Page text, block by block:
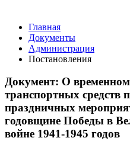
Главная
Документы
Администрация
Постановления
Документ: О
транспортных средств
праздничных
годовщине Победы в
войне 1941-1945 годов